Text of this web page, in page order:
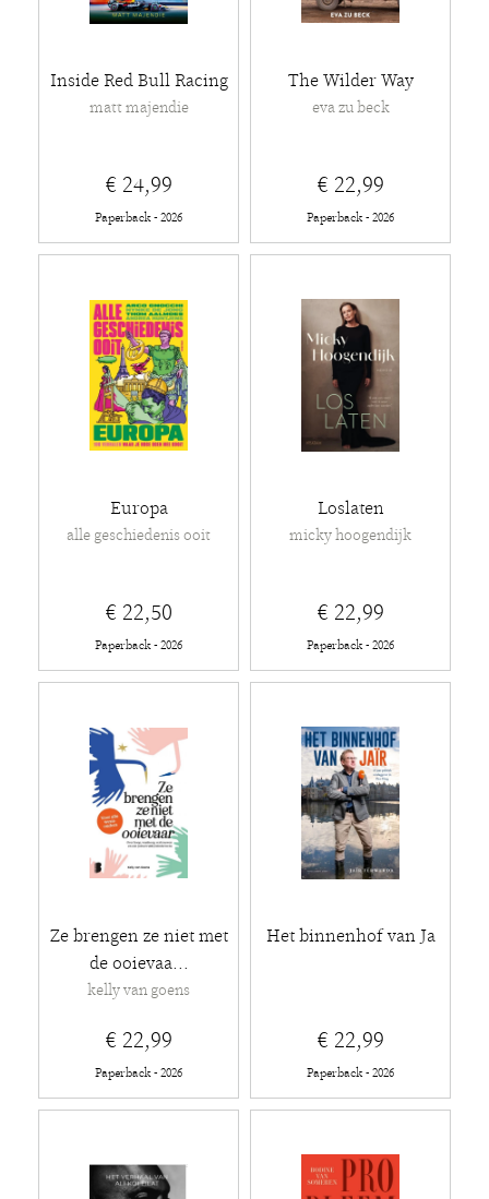
Inside Red Bull Racing
matt majendie
€ 24,99
Paperback - 2026
The Wilder Way
eva zu beck
€ 22,99
Paperback - 2026
Europa
alle geschiedenis ooit
€ 22,50
Paperback - 2026
Loslaten
micky hoogendijk
€ 22,99
Paperback - 2026
Ze brengen ze niet met
de ooievaa...
kelly van goens
€ 22,99
Paperback - 2026
Het binnenhof van Ja
€ 22,99
Paperback - 2026